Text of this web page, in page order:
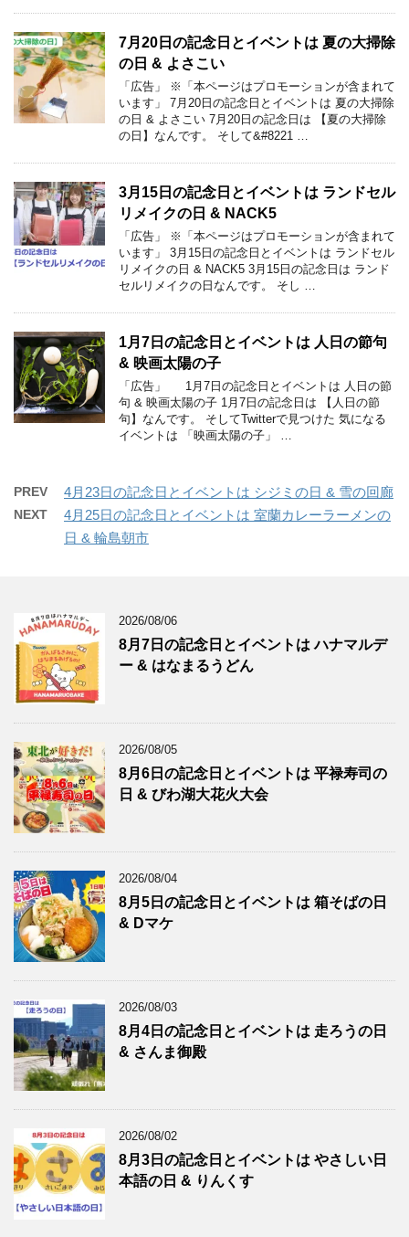
7月20日の記念日とイベントは 夏の大掃除
の日 & よさこい
「広告」 ※「本ページはプロモーションが含まれて
います」 7月20日の記念日とイベントは 夏の大掃除
の日 & よさこい 7月20日の記念日は 【夏の大掃除
の日】なんです。 そして&#8221 …
3月15日の記念日とイベントは ランドセル
リメイクの日 & NACK5
「広告」 ※「本ページはプロモーションが含まれて
います」 3月15日の記念日とイベントは ランドセル
リメイクの日 & NACK5 3月15日の記念日は ランド
セルリメイクの日なんです。 そし …
1月7日の記念日とイベントは 人日の節句
& 映画太陽の子
「広告」 1月7日の記念日とイベントは 人日の節
句 & 映画太陽の子 1月7日の記念日は 【人日の節
句】なんです。 そしてTwitterで見つけた 気になる
イベントは 「映画太陽の子」 …
PREV 4月23日の記念日とイベントは シジミの日 & 雪の回廊
NEXT
4月25日の記念日とイベントは 室蘭カレーラーメンの
日 & 輪島朝市
2026/08/06
8月7日の記念日とイベントは ハナマルデ
ー & はなまるうどん
2026/08/05
8月6日の記念日とイベントは 平禄寿司の
日 & びわ湖大花火大会
2026/08/04
8月5日の記念日とイベントは 箱そばの日
& Dマケ
2026/08/03
8月4日の記念日とイベントは 走ろうの日
& さんま御殿
2026/08/02
8月3日の記念日とイベントは やさしい日
本語の日 & りんくす